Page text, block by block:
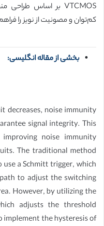
کم‌توان و مصونیت از نویز را
بخشی از مقاله انگلیسی:
decreases, noise immunity
signal integrity. This
noise immunity
The traditional method
a Schmitt trigger, which
to adjust the switching
However, by utilizing the
adjusts the threshold
the hysteresis of